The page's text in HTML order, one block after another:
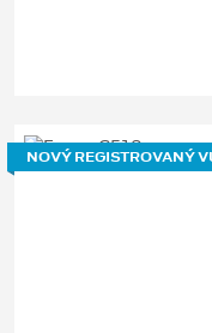
NOVÝ REGISTROVANÝ